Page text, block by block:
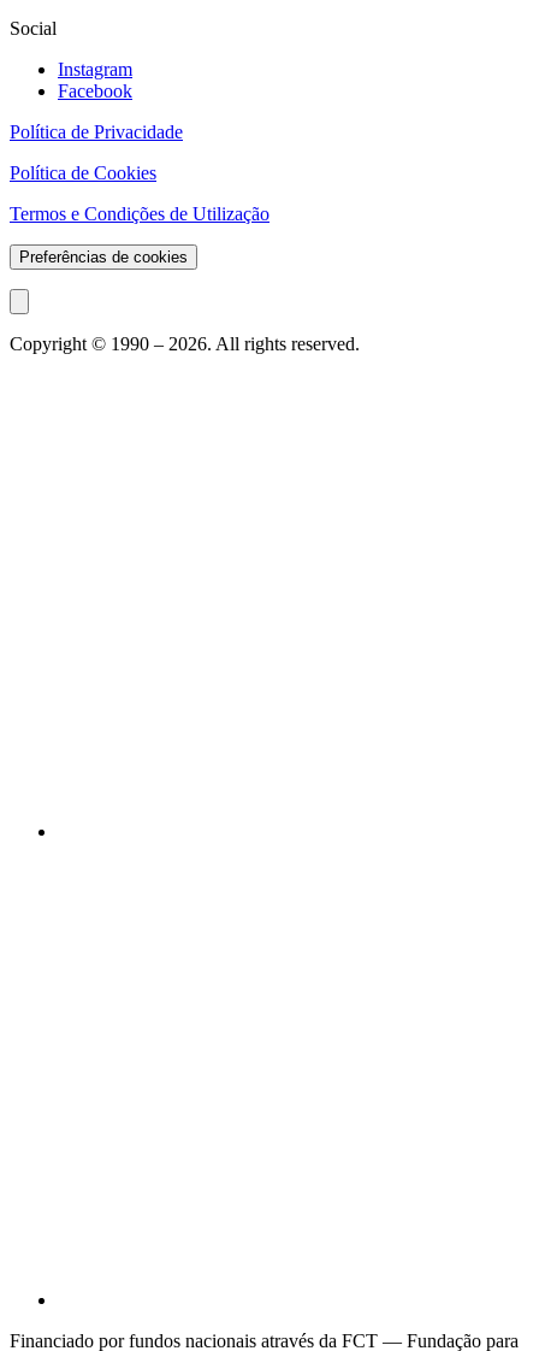
Social
Instagram
Facebook
Política de Privacidade
Política de Cookies
Termos e Condições de Utilização
Preferências de cookies
Copyright © 1990 – 2026. All rights reserved.
Financiado por fundos nacionais através da FCT — Fundação para